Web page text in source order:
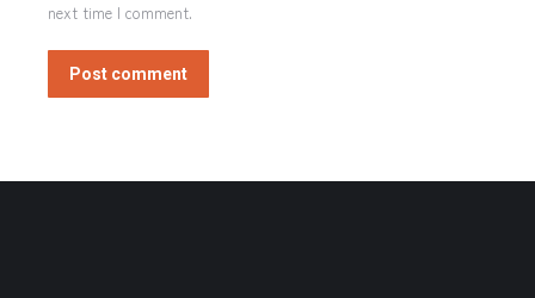
next time I comment.
Post comment